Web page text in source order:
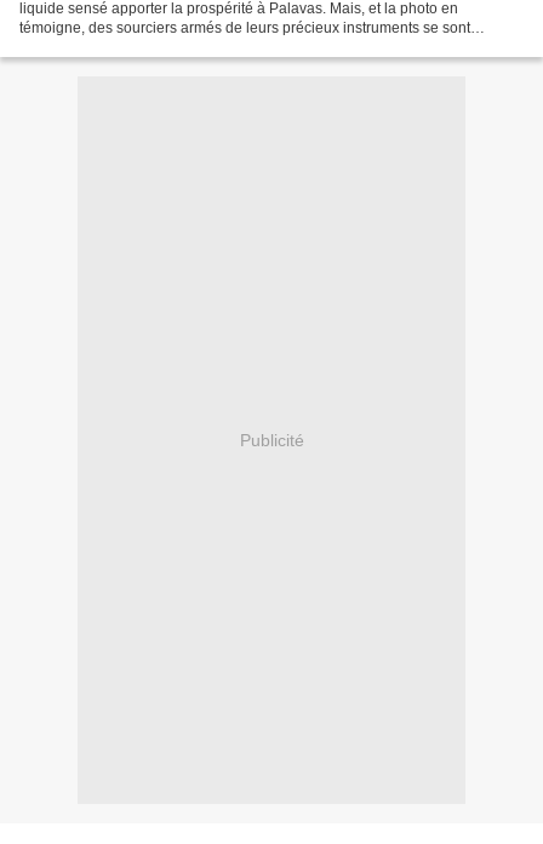
liquide sensé apporter la prospérité à Palavas. Mais, et la photo en
témoigne, des sourciers armés de leurs précieux instruments se sont
Publicité